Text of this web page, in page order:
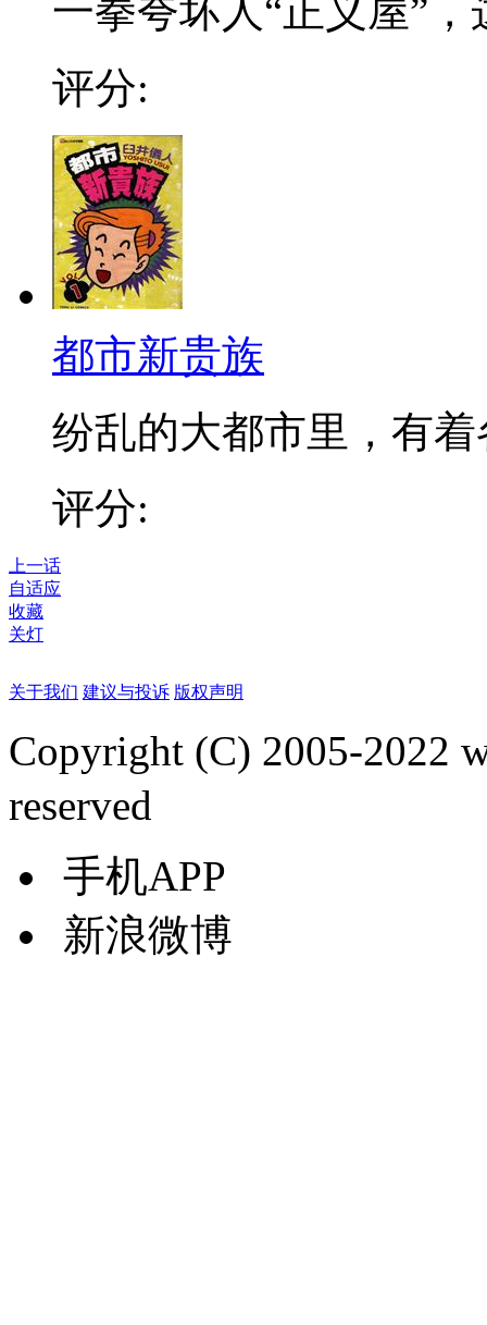
一拳夸坏人“正义屋”
评分:
都市新贵族
纷乱的大都市里，有
评分:
上一话
自适应
收藏
关灯
关于我们 建议与投诉 版权声明
Copyright (C) 2005-2022
reserved
手机APP
新浪微博